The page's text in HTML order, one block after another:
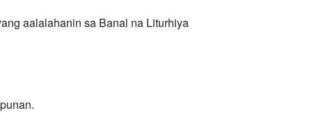
aalalahanin sa Banal na Liturhiya